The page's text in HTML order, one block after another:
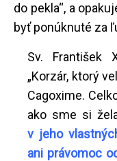
do pekla“, a
byť ponúknuté za
Sv. František
„Korzár, ktorý
Cagoxime.
ako sme si
v jeho
ani právomoc